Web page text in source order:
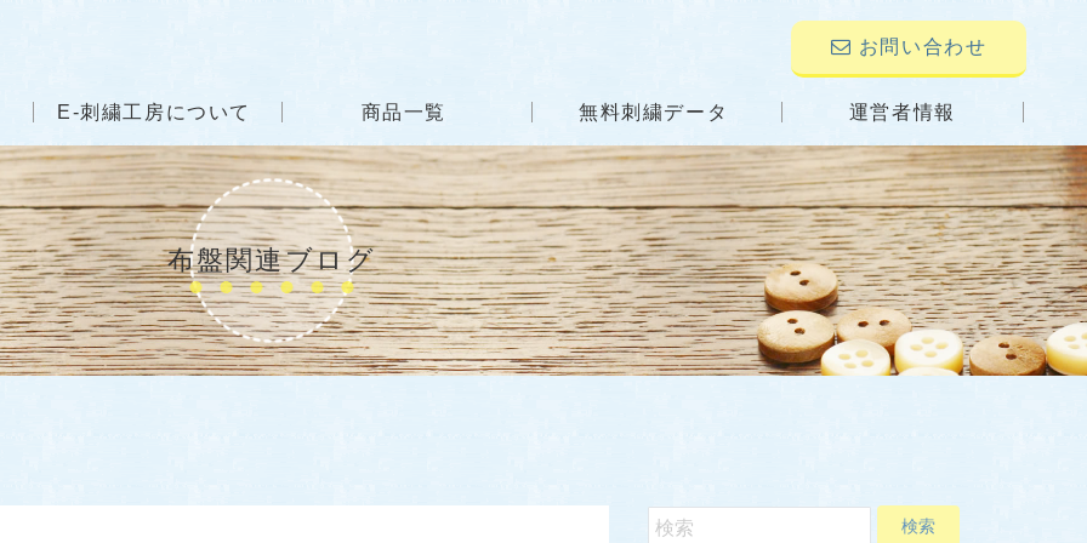
お問い合わせ
E-刺繍工房について 商品一覧 無料刺繍データ 運営者情報
布盤関連ブログ